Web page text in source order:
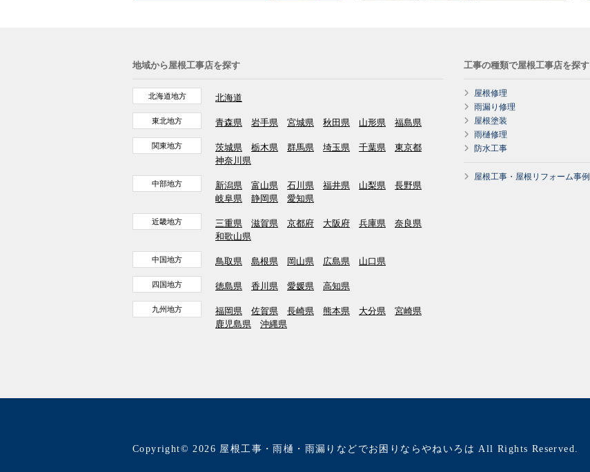
地域から屋根工事店を探す
北海道地方 北海道
東北地方 青森県 岩手県 宮城県 秋田県 山形県 福島県
関東地方 茨城県 栃木県 群馬県 埼玉県 千葉県
東京都
神奈川県
中部地方 新潟県 富山県 石川県 福井県 山梨県
長野県
岐阜県
静岡県 愛知県
近畿地方 三重県 滋賀県 京都府 大阪府 兵庫県
奈良県
和歌山県
中国地方 鳥取県 島根県 岡山県 広島県 山口県
四国地方 徳島県 香川県 愛媛県 高知県
九州地方 福岡県 佐賀県 長崎県 熊本県 大分県
宮崎県
鹿児島県
沖縄県
工事の種類で屋根工事店を探す
屋根修理
雨漏り修理
屋根塗装
雨樋修理
防水工事
屋根工事・屋根リフォーム事例
Copyright© 2026 屋根工事・雨樋・雨漏りなどでお困りならやねいろは All Rights Reserved.